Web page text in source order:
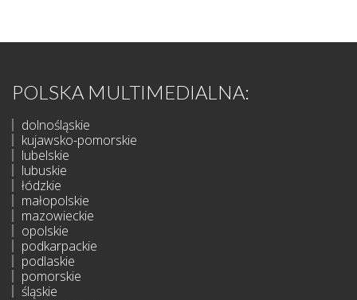
POLSKA MULTIMEDIALNA:
dolnośląskie
kujawsko-pomorskie
lubelskie
lubuskie
łódzkie
małopolskie
mazowieckie
opolskie
podkarpackie
podlaskie
pomorskie
śląskie